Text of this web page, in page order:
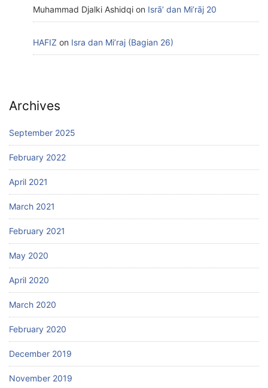
Muhammad Djalki Ashidqi on Isrā’ dan Mi’rāj 20
HAFIZ on Isra dan Mi’raj (Bagian 26)
Archives
September 2025
February 2022
April 2021
March 2021
February 2021
May 2020
April 2020
March 2020
February 2020
December 2019
November 2019